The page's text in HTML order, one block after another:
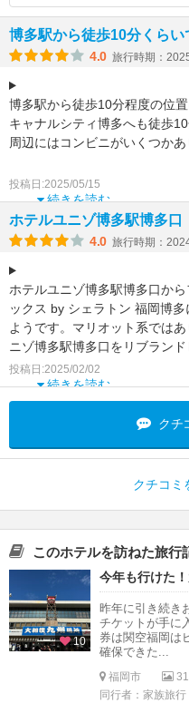
博多駅から徒歩10分くらい
4.0 旅行時期：
博多駅から徒歩10分程度の位置
キャナルシティ博多へも徒歩10
周辺にはコンビニがいくつかあ
お部屋は狭め、アメニティはロ
っ
続きを読む
投稿日:2025/05/15
ホテルユニゾ博多駅博多口
4.0 旅行時期：
ホテルユニゾ博多駅博多口か
ックス by シェラトン 福岡博
ようです。マリオット系では
ニゾ博多駅博多口をリブランド
単なるビ
続きを読む
投稿日:2025/02/02
クチ
クチコミ
このホテルを訪ねた旅行
10
今年も行けた
昨年に引き続き
チケットが手に
券は関空福岡は
確保できた...
福岡市 31
同行者：家族旅行